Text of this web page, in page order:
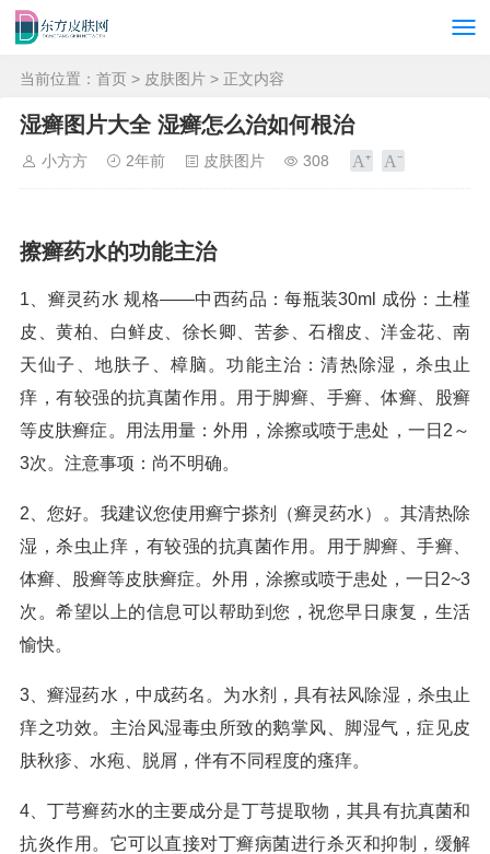
当前位置： 首页 > 皮肤图片 > 正文内容
湿癣图片大全 湿癣怎么治如何根治
小方方 2年前 皮肤图片 308
擦癣药水的功能主治
1、癣灵药水 规格——中西药品：每瓶装30ml 成份：土槿
皮、黄柏、白鲜皮、徐长卿、苦参、石榴皮、洋金花、南
天仙子、地肤子、樟脑。功能主治：清热除湿，杀虫止
痒，有较强的抗真菌作用。用于脚癣、手癣、体癣、股癣
等皮肤癣症。用法用量：外用，涂擦或喷于患处，一日2～
3次。注意事项：尚不明确。
2、您好。我建议您使用癣宁搽剂（癣灵药水）。其清热除
湿，杀虫止痒，有较强的抗真菌作用。用于脚癣、手癣、
体癣、股癣等皮肤癣症。外用，涂擦或喷于患处，一日2~3
次。希望以上的信息可以帮助到您，祝您早日康复，生活
愉快。
3、癣湿药水，中成药名。为水剂，具有祛风除湿，杀虫止
痒之功效。主治风湿毒虫所致的鹅掌风、脚湿气，症见皮
肤秋疹、水疱、脱屑，伴有不同程度的瘙痒。
4、丁芎癣药水的主要成分是丁芎提取物，其具有抗真菌和
抗炎作用。它可以直接对丁癣病菌进行杀灭和抑制，缓解